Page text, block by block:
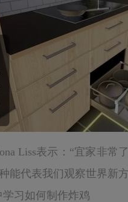
Liss表示：“宜家非常
能代表我们观察世界新
习如何制作炸鸡